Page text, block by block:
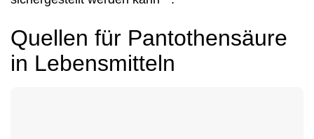
Quellen für Pantothensäure
in Lebensmitteln